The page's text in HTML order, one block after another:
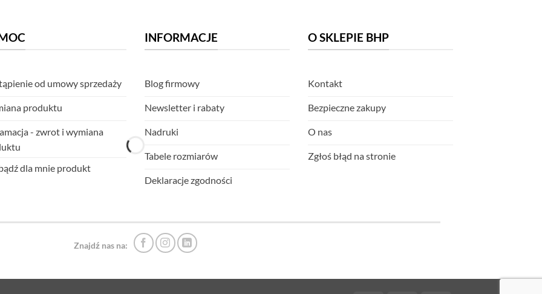
od umowy sprzedaży
produktu
- zwrot i wymiana
dla mnie produkt
INFORMACJE
Blog firmowy
Newsletter i rabaty
Nadruki
Tabele rozmiarów
Deklaracje zgodności
O SKLEPIE BHP
Kontakt
Bezpieczne zakupy
O nas
Zgłoś błąd na stronie
Znajdź nas na: